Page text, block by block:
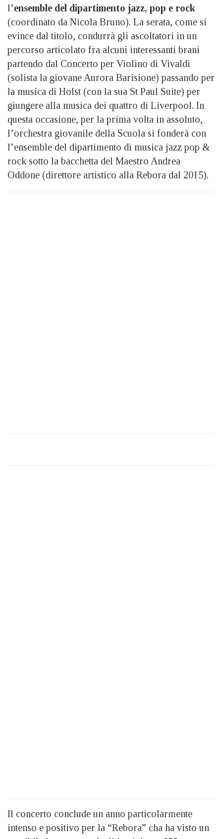
l’ensemble del dipartimento jazz, pop e rock
(coordinato da Nicola Bruno). La serata, come si
evince dal titolo, condurrà gli ascoltatori in un
percorso articolato fra alcuni interessanti brani
partendo dal Concerto per Violino di Vivaldi
(solista la giovane Aurora Barisione) passando per
la musica di Holst (con la sua St Paul Suite) per
giungere alla musica dei quattro di Liverpool. In
questa occasione, per la prima volta in assoluto,
l’orchestra giovanile della Scuola si fonderà con
l’ensemble del dipartimento di musica jazz pop &
rock sotto la bacchetta del Maestro Andrea
Oddone (direttore artistico alla Rebora dal 2015).
Il concerto conclude un anno particolarmente
intenso e positivo per la “Rebora” cha ha visto un